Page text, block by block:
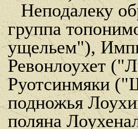
Неподалеку
группа
ущельем"),
Ревонлоухет
Руотсинмяки
подножья
поляна